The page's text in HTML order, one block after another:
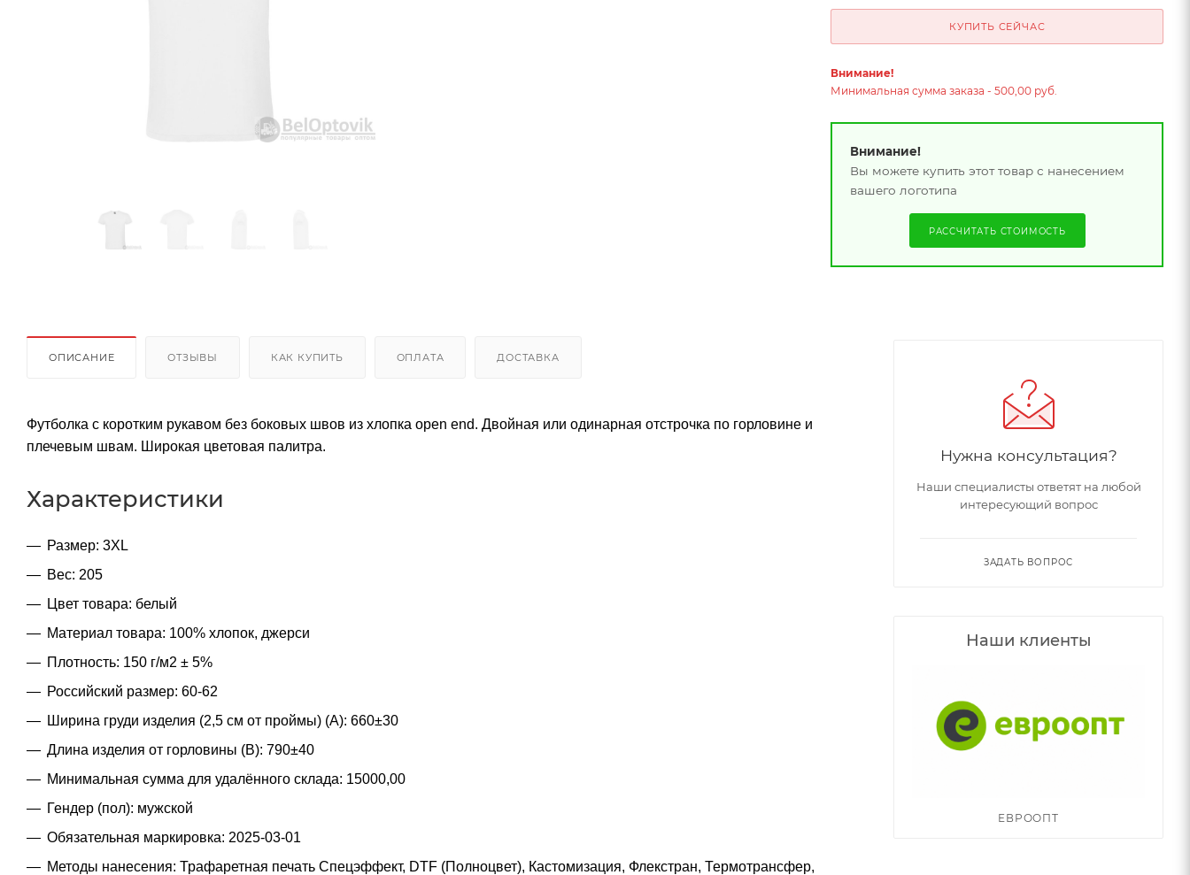
КУПИТЬ СЕЙЧАС
Внимание!
Минимальная сумма заказа - 500,00 руб.
Внимание!
Вы можете купить этот товар с нанесением
вашего логотипа
РАССЧИТАТЬ СТОИМОСТЬ
ОПИСАНИЕ ОТЗЫВЫ КАК КУПИТЬ ОПЛАТА ДОСТАВКА
Футболка с коротким рукавом без боковых швов из хлопка open end. Двойная или одинарная отстрочка по горловине и
плечевым швам. Широкая цветовая палитра.
Характеристики
Размер: 3XL
Вес: 205
Цвет товара: белый
Материал товара: 100% хлопок, джерси
Плотность: 150 г/м2 ± 5%
Российский размер: 60-62
Ширина груди изделия (2,5 см от проймы) (A): 660±30
Длина изделия от горловины (B): 790±40
Минимальная сумма для удалённого склада: 15000,00
Гендер (пол): мужской
Обязательная маркировка: 2025-03-01
Методы нанесения: Трафаретная печать Спецэффект, DTF (Полноцвет), Кастомизация, Флекстран, Термотрансфер,
Нужна консультация?
Наши специалисты ответят на любой
интересующий вопрос
ЗАДАТЬ ВОПРОС
Наши клиенты
ЕВРООПТ